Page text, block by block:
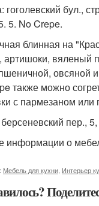
гоголевский бул.,
5. No Crepe.
блинная на
артишоки, вяленый
овсяной
также можно
с пармезаном
пер.,
информации о
Мебель для кухни Интерьер